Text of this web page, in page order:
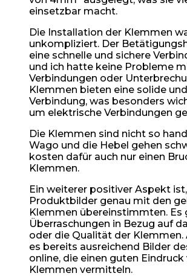
einsetzbar macht.
Die Installation der Klemmen
unkompliziert. Der
eine schnelle und sichere
und ich hatte keine Probleme
Verbindungen oder
Klemmen bieten eine solide
Verbindung, was besonders
um elektrische Verbindungen
Die Klemmen sind nicht so
Wago und die Hebel gehen
kosten dafür auch nur einen
Klemmen.
Ein weiterer positiver Aspekt
Produktbilder genau mit den
Klemmen übereinstimmten. Es
Überraschungen in Bezug auf
oder die Qualität der
es bereits ausreichend Bilder
online, die einen guten Eindruck
Klemmen vermitteln.